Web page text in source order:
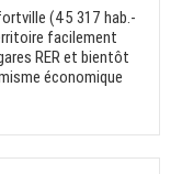
(45 317 hab.-
facilement
RER et bientôt
économique